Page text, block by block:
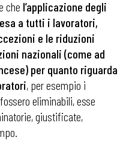
che l’applicazione degli
a tutti i lavoratori,
e le riduzioni
nazionali (come ad
per quanto riguarda
, per esempio i
eliminabili, esse
giustificate,